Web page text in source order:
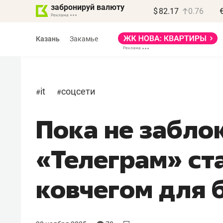
забронируй валюту $ 82.17 0.76
Казань Закамье
#it #соцсети
Пока не
«Телеграм»
ковчегом для
Василь Мазитов
МАРТ
«Не зная местных
правил, бизнес может
потерять минимум